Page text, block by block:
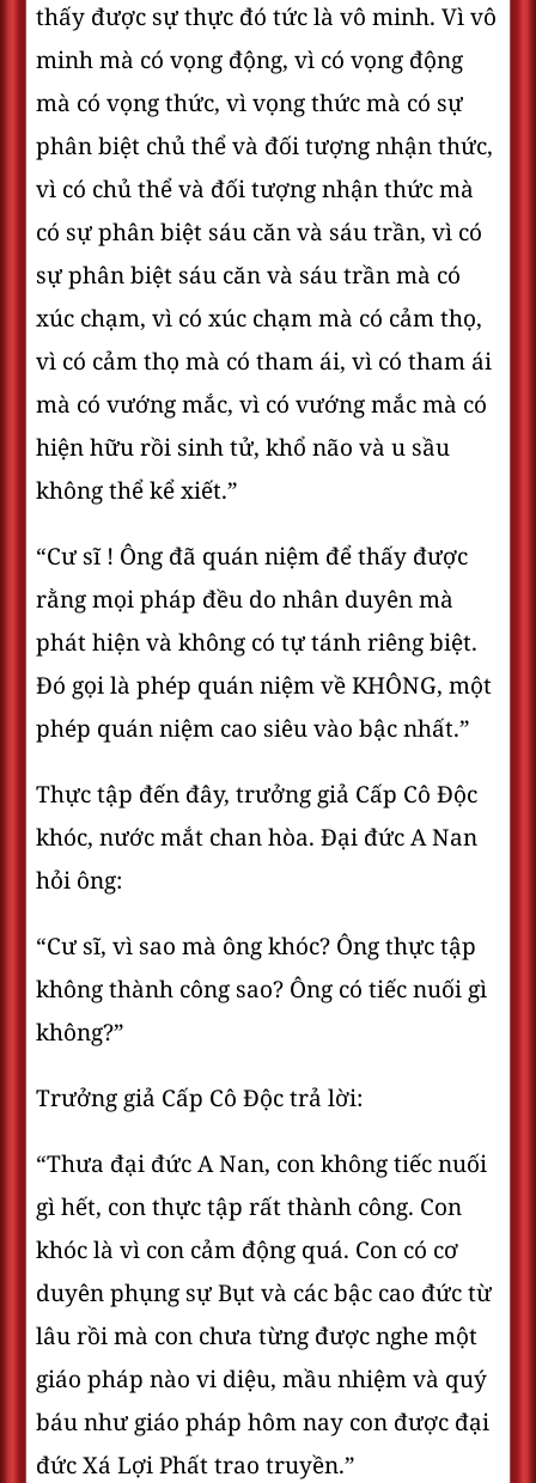
thấy được sự thực đó tức là vô minh. Vì vô
minh mà có vọng động, vì có vọng động
mà có vọng thức, vì vọng thức mà có sự
phân biệt chủ thể và đối tượng nhận thức,
vì có chủ thể và đối tượng nhận thức mà
có sự phân biệt sáu căn và sáu trần, vì có
sự phân biệt sáu căn và sáu trần mà có
xúc chạm, vì có xúc chạm mà có cảm thọ,
vì có cảm thọ mà có tham ái, vì có tham ái
mà có vướng mắc, vì có vướng mắc mà có
hiện hữu rồi sinh tử, khổ não và u sầu
không thể kể xiết.”
“Cư sĩ ! Ông đã quán niệm để thấy được
rằng mọi pháp đều do nhân duyên mà
phát hiện và không có tự tánh riêng biệt.
Đó gọi là phép quán niệm về KHÔNG, một
phép quán niệm cao siêu vào bậc nhất.”
Thực tập đến đây, trưởng giả Cấp Cô Độc
khóc, nước mắt chan hòa. Đại đức A Nan
hỏi ông:
“Cư sĩ, vì sao mà ông khóc? Ông thực tập
không thành công sao? Ông có tiếc nuối gì
không?”
Trưởng giả Cấp Cô Độc trả lời:
“Thưa đại đức A Nan, con không tiếc nuối
gì hết, con thực tập rất thành công. Con
khóc là vì con cảm động quá. Con có cơ
duyên phụng sự Bụt và các bậc cao đức từ
lâu rồi mà con chưa từng được nghe một
giáo pháp nào vi diệu, mầu nhiệm và quý
báu như giáo pháp hôm nay con được đại
đức Xá Lợi Phất trao truyền.”